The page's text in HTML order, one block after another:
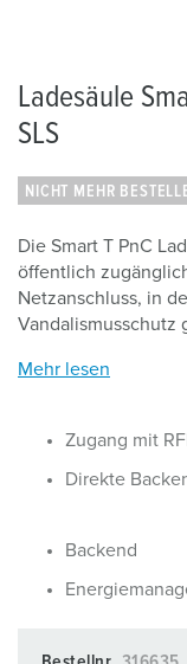
Ladesäule
SLS
NICHT MEHR
Die Smart T PnC
öffentlich
Netzanschluss, in
Vandalismusschutz
Mehr lesen
Zugang mit
Direkte
Backend